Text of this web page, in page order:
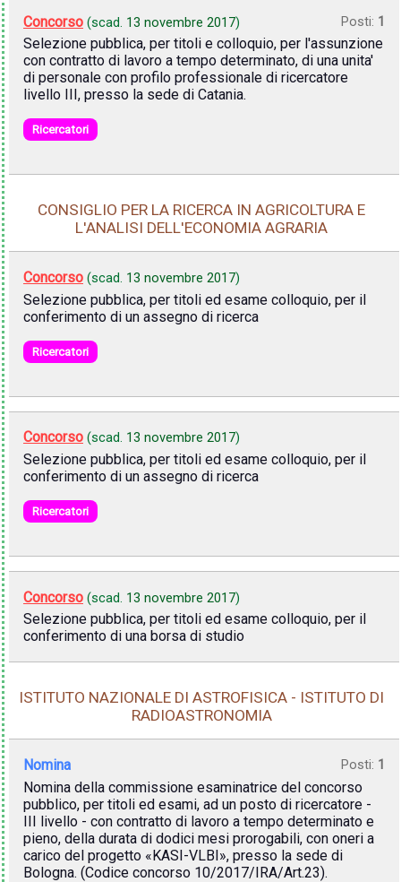
Concorso (scad. 13 novembre 2017) Posti: 1
Selezione pubblica, per titoli e colloquio, per l'assunzione
con contratto di lavoro a tempo determinato, di una unita'
di personale con profilo professionale di ricercatore
livello III, presso la sede di Catania.
Ricercatori
CONSIGLIO PER LA RICERCA IN AGRICOLTURA E
L'ANALISI DELL'ECONOMIA AGRARIA
Concorso (scad. 13 novembre 2017)
Selezione pubblica, per titoli ed esame colloquio, per il
conferimento di un assegno di ricerca
Ricercatori
Concorso (scad. 13 novembre 2017)
Selezione pubblica, per titoli ed esame colloquio, per il
conferimento di un assegno di ricerca
Ricercatori
Concorso (scad. 13 novembre 2017)
Selezione pubblica, per titoli ed esame colloquio, per il
conferimento di una borsa di studio
ISTITUTO NAZIONALE DI ASTROFISICA - ISTITUTO DI
RADIOASTRONOMIA
Nomina Posti: 1
Nomina della commissione esaminatrice del concorso
pubblico, per titoli ed esami, ad un posto di ricercatore -
III livello - con contratto di lavoro a tempo determinato e
pieno, della durata di dodici mesi prorogabili, con oneri a
carico del progetto «KASI-VLBI», presso la sede di
Bologna. (Codice concorso 10/2017/IRA/Art.23).